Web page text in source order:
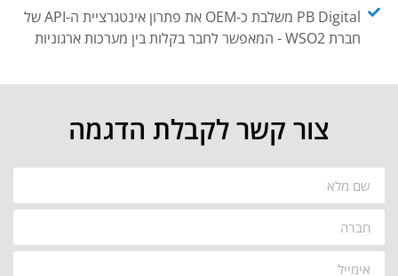
PB Digital משלבת כ-OEM את פתרון אינטגרציית ה-API של
חברת WSO2 - המאפשר לחבר בקלות בין מערכות ארגוניות
צור קשר לקבלת הדגמה